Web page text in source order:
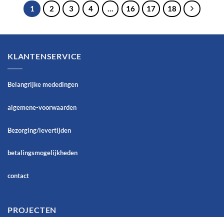
1 2 3 4 … 16 17 18
KLANTENSERVICE
Belangrijke mededingen
algemene-voorwaarden
Bezorging/levertijden
betalingsmogelijkheden
contact
PROJECTEN